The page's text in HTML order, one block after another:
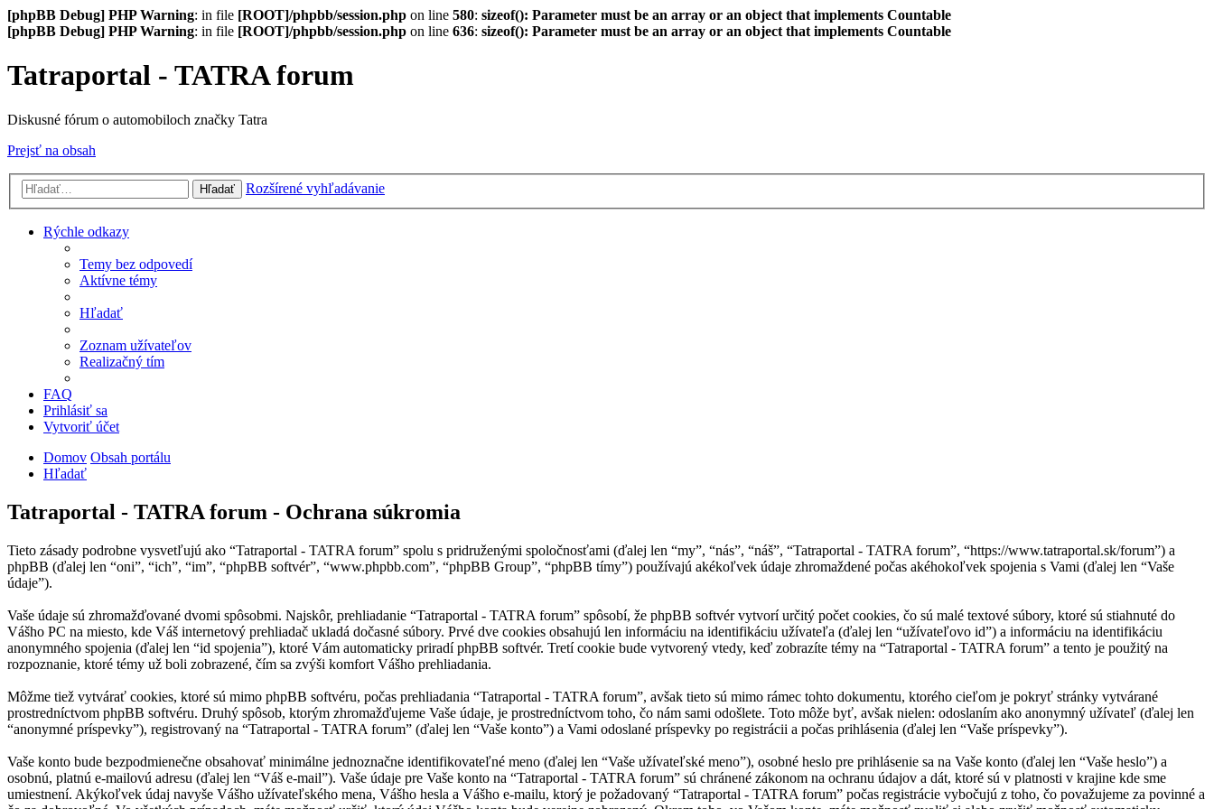
[phpBB Debug] PHP Warning: in file [ROOT]/phpbb/session.php on line 580: sizeof(): Parameter must be an array or an object that implements Countable
[phpBB Debug] PHP Warning: in file [ROOT]/phpbb/session.php on line 636: sizeof(): Parameter must be an array or an object that implements Countable
Tatraportal - TATRA forum
Diskusné fórum o automobiloch značky Tatra
Prejsť na obsah
Hľadať Rozšírené vyhľadávanie
Rýchle odkazy
Temy bez odpovedí
Aktívne témy
Hľadať
Zoznam užívateľov
Realizačný tím
FAQ
Prihlásiť sa
Vytvoriť účet
Domov Obsah portálu
Hľadať
Tatraportal - TATRA forum - Ochrana súkromia
Tieto zásady podrobne vysvetľujú ako “Tatraportal - TATRA forum” spolu s pridruženými spoločnosťami (ďalej len “my”, “nás”, “náš”, “Tatraportal - TATRA forum”, “https://www.tatraportal.sk/forum”) a
phpBB (ďalej len “oni”, “ich”, “im”, “phpBB softvér”, “www.phpbb.com”, “phpBB Group”, “phpBB tímy”) používajú akékoľvek údaje zhromaždené počas akéhokoľvek spojenia s Vami (ďalej len “Vaše
údaje”).
Vaše údaje sú zhromažďované dvomi spôsobmi. Najskôr, prehliadanie “Tatraportal - TATRA forum” spôsobí, že phpBB softvér vytvorí určitý počet cookies, čo sú malé textové súbory, ktoré sú stiahnuté do
Vášho PC na miesto, kde Váš internetový prehliadač ukladá dočasné súbory. Prvé dve cookies obsahujú len informáciu na identifikáciu užívateľa (ďalej len “užívateľovo id”) a informáciu na identifikáciu
anonymného spojenia (ďalej len “id spojenia”), ktoré Vám automaticky priradí phpBB softvér. Tretí cookie bude vytvorený vtedy, keď zobrazíte témy na “Tatraportal - TATRA forum” a tento je použitý na
rozpoznanie, ktoré témy už boli zobrazené, čím sa zvýši komfort Vášho prehliadania.
Môžme tiež vytvárať cookies, ktoré sú mimo phpBB softvéru, počas prehliadania “Tatraportal - TATRA forum”, avšak tieto sú mimo rámec tohto dokumentu, ktorého cieľom je pokryť stránky vytvárané
prostredníctvom phpBB softvéru. Druhý spôsob, ktorým zhromažďujeme Vaše údaje, je prostredníctvom toho, čo nám sami odošlete. Toto môže byť, avšak nielen: odoslaním ako anonymný užívateľ (ďalej len
“anonymné príspevky”), registrovaný na “Tatraportal - TATRA forum” (ďalej len “Vaše konto”) a Vami odoslané príspevky po registrácii a počas prihlásenia (ďalej len “Vaše príspevky”).
Vaše konto bude bezpodmienečne obsahovať minimálne jednoznačne identifikovateľné meno (ďalej len “Vaše užívateľské meno”), osobné heslo pre prihlásenie sa na Vaše konto (ďalej len “Vaše heslo”) a
osobnú, platnú e-mailovú adresu (ďalej len “Váš e-mail”). Vaše údaje pre Vaše konto na “Tatraportal - TATRA forum” sú chránené zákonom na ochranu údajov a dát, ktoré sú v platnosti v krajine kde sme
umiestnení. Akýkoľvek údaj navyše Vášho užívateľského mena, Vášho hesla a Vášho e-mailu, ktorý je požadovaný “Tatraportal - TATRA forum” počas registrácie vybočujú z toho, čo považujeme za povinné a